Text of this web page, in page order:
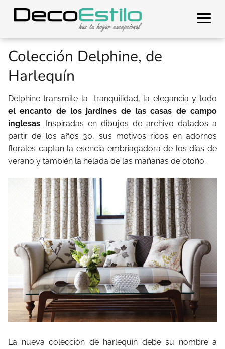
Colección Delphine, de
Harlequín
Delphine transmite la tranquilidad, la elegancia y todo
el encanto de los jardines de las casas de campo
inglesas. Inspiradas en dibujos de archivo datados a
partir de los años 30, sus motivos ricos en adornos
florales captan la esencia embriagadora de los días de
verano y también la helada de las mañanas de otoño.
La nueva colección de harlequín debe su nombre a